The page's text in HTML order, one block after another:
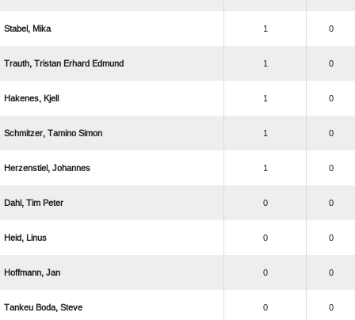
  1 0
    1 0
  1 0
   1 0
  1 0
   0 0
  0 0
  0 0
   0 0